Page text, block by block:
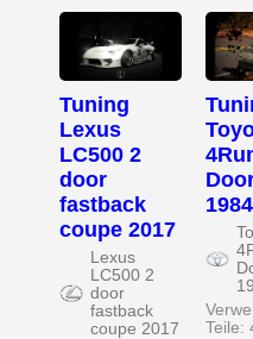
Tuning
Lexus
LC500 2
door
fastback
coupe 2017
Lexus
LC500 2
door
fastback
coupe 2017
1984
Teile: